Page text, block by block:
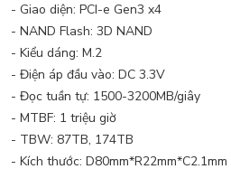
- Giao diện: PCI-e Gen3 x4
- NAND Flash: 3D NAND
- Kiểu dáng: M.2
- Điện áp đầu vào: DC 3.3V
- Đọc tuần tự: 1500-3200MB/giây
- MTBF: 1 triệu giờ
- TBW: 87TB, 174TB
- Kích thước: D80mm*R22mm*C2.1mm